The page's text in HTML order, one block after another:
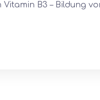
B3 – Bildung